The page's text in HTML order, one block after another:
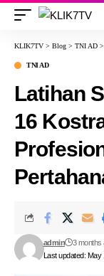
KLIK7TV > Blog > TNI AD >
TNI AD
Latihan
16
Last updated: May
admin 3 months